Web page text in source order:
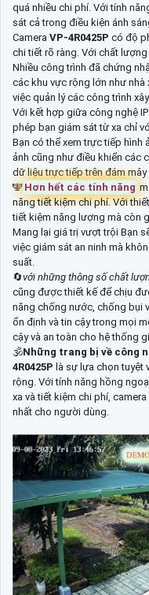
quá nhiều chi phí. Với tính
sát cả trong điều kiện ánh
Camera VP-4R0425P có độ
chi tiết rõ ràng. Với chất
Nhiều công trình đã chứng
các khu vực rộng lớn như
việc quản lý các công trình
Với kết hợp giữa công nghệ
phép bạn giám sát từ xa chỉ
Bạn có thể xem trực tiếp hình
ảnh cũng như điều khiển các
dữ liệu trực tiếp trên đám
️🕎 Hơn hết các tính năng
năng tiết kiệm chi phí. Với
tiết kiệm năng lượng mà còn
Mang lại giá trị vượt trội Bạn
việc giám sát an ninh mà
suất.
🔄với những thông số chất
cũng được thiết kế để chịu
năng chống nước, chống bụi
ổn định và tin cậy trong mọi
cậy và an toàn cho hệ thống
🕉️Những trang bị về công
4R0425P là sự lựa chọn tuyệt
rộng. Với tính năng hồng
xa và tiết kiệm chi phí,
nhất cho người dùng.